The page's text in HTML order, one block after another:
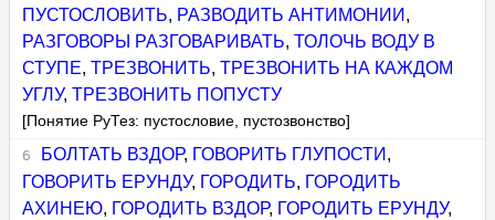
ПУСТОСЛОВИТЬ, РАЗВОДИТЬ АНТИМОНИИ ,
РАЗГОВОРЫ РАЗГОВАРИВАТЬ,ТОЛОЧЬ ВОДУ В
СТУПЕ,ТРЕЗВОНИТЬ,ТРЕЗВОНИТЬ НА КАЖДОМ
УГЛУ,ТРЕЗВОНИТЬ ПОПУСТУ
[Понятие РуТез: пустословие, пустозвонство]
БОЛТАТЬ ВЗДОР, ГОВОРИТЬ ГЛУПОСТИ ,
ГОВОРИТЬ ЕРУНДУ, ГОРОДИТЬ, ГОРОДИТЬ
АХИНЕЮ, ГОРОДИТЬ ВЗДОР, ГОРОДИТЬ ЕРУНДУ,